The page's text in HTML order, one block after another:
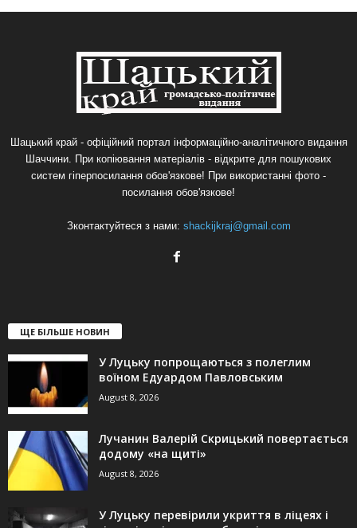
Шацький край - офіційний портал інформаційно-аналітичного видання
Шаччини. При копіювання матеріалів - відкрите для пошукових
систем гіперпосилання обов'язкове! При використанні фото -
посилання обов'язкове!
Зконтактуйтеся з нами: shackijkraj@gmail.com
ЩЕ БІЛЬШЕ НОВИН
У Луцьку попрощаються з полеглим
воїном Едуардом Павловським
August 8, 2026
Лучанин Валерій Скрицький повертається
додому «на щиті»
August 8, 2026
У Луцьку перевірили укриття в ліцеях і